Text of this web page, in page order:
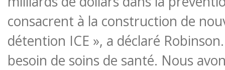
consacrent à la construction de
détention ICE », a déclaré
besoin de soins de santé. Nous